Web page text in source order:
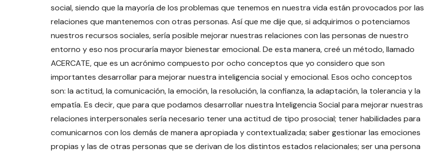
social, siendo que la mayoría de los problemas que tenemos en nuestra vida están provocados por las
relaciones que mantenemos con otras personas. Así que me dije que, si adquirimos o potenciamos
nuestros recursos sociales, sería posible mejorar nuestras relaciones con las personas de nuestro
entorno y eso nos procuraría mayor bienestar emocional. De esta manera, creé un método, llamado
ACERCATE, que es un acrónimo compuesto por ocho conceptos que yo considero que son
importantes desarrollar para mejorar nuestra inteligencia social y emocional. Esos ocho conceptos
son: la actitud, la comunicación, la emoción, la resolución, la confianza, la adaptación, la tolerancia y la
empatía. Es decir, que para que podamos desarrollar nuestra Inteligencia Social para mejorar nuestras
relaciones interpersonales sería necesario tener una actitud de tipo prosocial; tener habilidades para
comunicarnos con los demás de manera apropiada y contextualizada; saber gestionar las emociones
propias y las de otras personas que se derivan de los distintos estados relacionales; ser una persona